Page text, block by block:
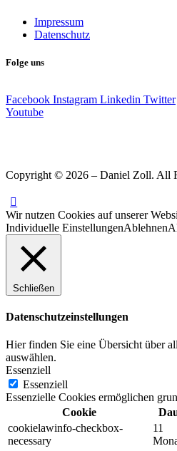
Impressum
Datenschutz
Folge uns
Facebook Instagram Linkedin Twitter
Youtube
Copyright © 2026 – Daniel Zoll. All
Wir nutzen Cookies auf unserer
Individuelle EinstellungenAblehnen
Schließen
Datenschutzeinstellungen
Hier finden Sie eine Übersicht über
auswählen.
Essenziell
Essenziell
Essenzielle Cookies ermöglichen
Cookie
cookielawinfo-checkbox-
necessary
11